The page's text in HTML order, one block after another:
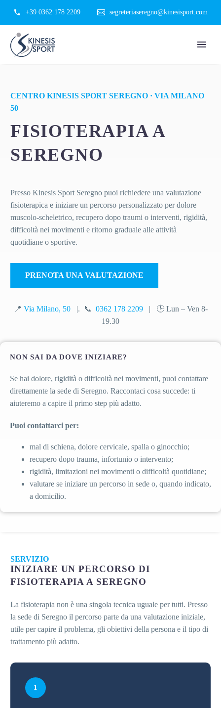
+39 0362 178 2209 segreteriaseregno@kinesisport.com
CENTRO KINESIS SPORT SEREGNO · VIA MILANO
50
FISIOTERAPIA A
SEREGNO
Presso Kinesis Sport Seregno puoi richiedere una valutazione
fisioterapica e iniziare un percorso personalizzato per dolore
muscolo-scheletrico, recupero dopo traumi o interventi, rigidità,
difficoltà nei movimenti e ritorno graduale alle attività
quotidiane o sportive.
PRENOTA UNA VALUTAZIONE
📍 Via Milano, 50|. 📞 0362 178 2209 | 🕒 Lun – Ven 8-
19.30
NON SAI DA DOVE INIZIARE?
Se hai dolore, rigidità o difficoltà nei movimenti, puoi contattare
direttamente la sede di Seregno. Raccontaci cosa succede: ti
aiuteremo a capire il primo step più adatto.
Puoi contattarci per:
mal di schiena, dolore cervicale, spalla o ginocchio;
recupero dopo trauma, infortunio o intervento;
rigidità, limitazioni nei movimenti o difficoltà quotidiane;
valutare se iniziare un percorso in sede o, quando indicato,
a domicilio.
SERVIZIO
INIZIARE UN PERCORSO DI
FISIOTERAPIA A SEREGNO
La fisioterapia non è una singola tecnica uguale per tutti. Presso
la sede di Seregno il percorso parte da una valutazione iniziale,
utile per capire il problema, gli obiettivi della persona e il tipo di
trattamento più adatto.
1